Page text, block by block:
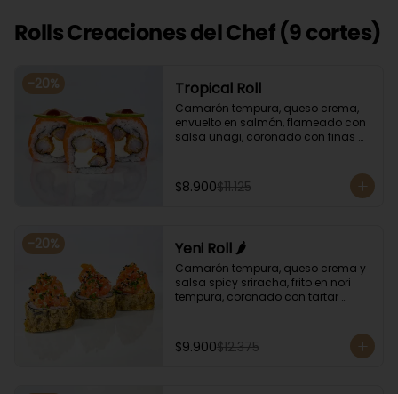
Rolls Creaciones del Chef (9 cortes)
-20% Tropical Roll
Camarón tempura, queso crema,
envuelto en salmón, flameado con
salsa unagi, coronado con finas
$8.900$11.125
-20% Yeni Roll 🌶️
Camarón tempura, queso crema y
salsa spicy sriracha, frito en nori
tempura, coronado con tartar
$9.900$12.375